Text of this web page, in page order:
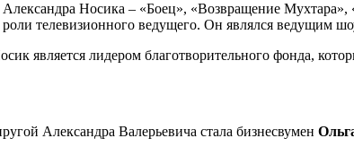
Носика – «Боец», «Возвращение
роли телевизионного ведущего. Он являлся ведущим
является лидером благотворительного фонда,
Александра Валерьевича стала бизнесвумен